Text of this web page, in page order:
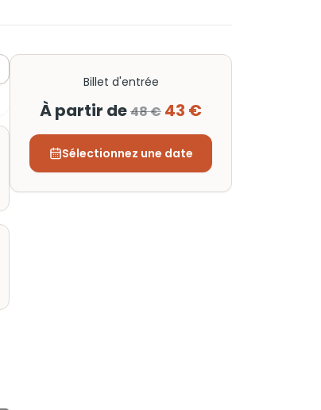
Billet d'entrée
À partir de48 € 43 €
Sélectionnez une date